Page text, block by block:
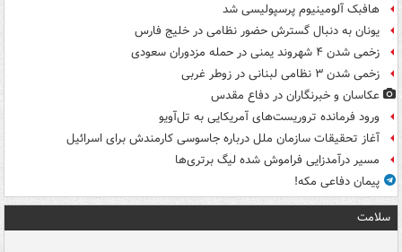
هافبک آلومینیوم پرسپولیسی شد
یونان به دنبال گسترش حضور نظامی در خلیج فارس
زخمی شدن ۴ شهروند یمنی در حمله مزدوران سعودی
زخمی شدن ۳ نظامی لبنانی در زوطر غربی
عکاسان و خبرنگاران در دفاع مقدس
ورود فرمانده تروریست‌های آمریکایی به تل‌آویو
آغاز تحقیقات سازمان ملل درباره جاسوسی کارمندش برای اسرائیل
مسیر درآمدزایی فراموش شده لیگ برتری‌ها
پیمان دفاعی مکه!
سلامت